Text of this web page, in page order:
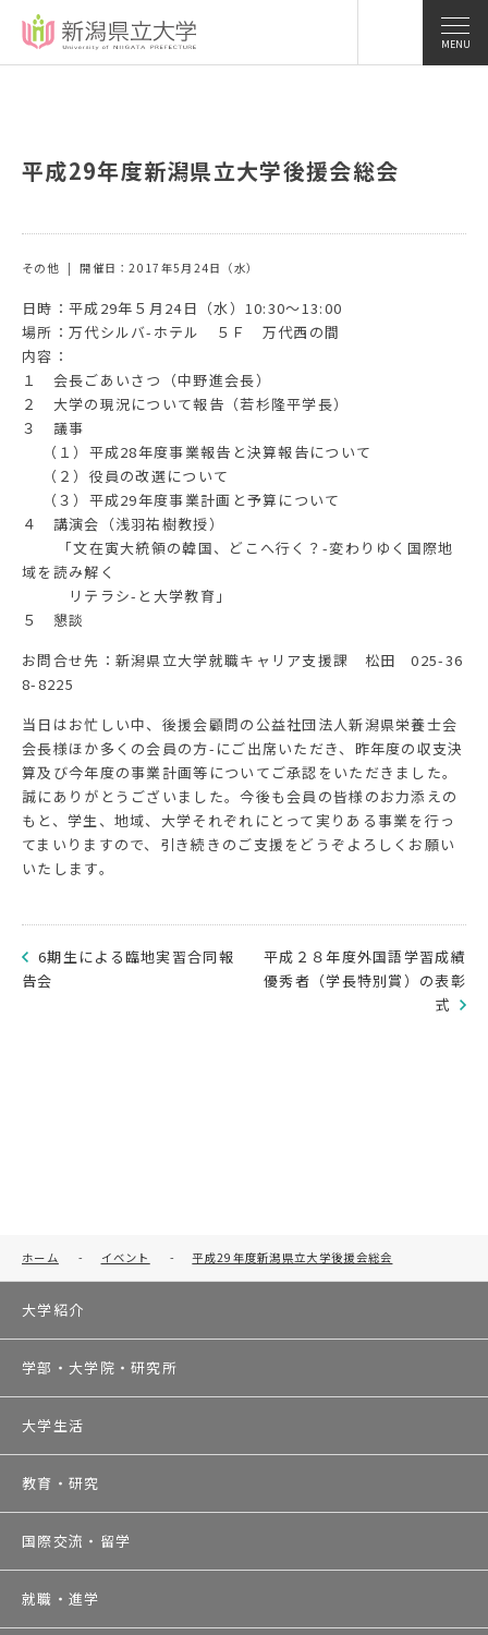
MENU
平成29年度新潟県立大学後援会総会
その他 開催日：2017年5月24日（水）
日時：平成29年５月24日（水）10:30〜13:00
場所：万代シルバ-ホテル ５Ｆ 万代西の間
内容：
１ 会長ごあいさつ（中野進会長）
２ 大学の現況について報告（若杉隆平学長）
３ 議事
（１）平成28年度事業報告と決算報告について
（２）役員の改選について
（３）平成29年度事業計画と予算について
４ 講演会（浅羽祐樹教授）
「文在寅大統領の韓国、どこへ行く？-変わりゆく国際地
域を読み解く
リテラシ-と大学教育」
５ 懇談
お問合せ先：新潟県立大学就職キャリア支援課 松田 025-36
8-8225
当日はお忙しい中、後援会顧問の公益社団法人新潟県栄養士会
会長様ほか多くの会員の方-にご出席いただき、昨年度の収支決
算及び今年度の事業計画等についてご承認をいただきました。
誠にありがとうございました。今後も会員の皆様のお力添えの
もと、学生、地域、大学それぞれにとって実りある事業を行っ
てまいりますので、引き続きのご支援をどうぞよろしくお願い
いたします。
6期生による臨地実習合同報
告会
平成２８年度外国語学習成績
優秀者（学長特別賞）の表彰
式
ホーム - イベント - 平成29年度新潟県立大学後援会総会
大学紹介
学部・大学院・研究所
大学生活
教育・研究
国際交流・留学
就職・進学